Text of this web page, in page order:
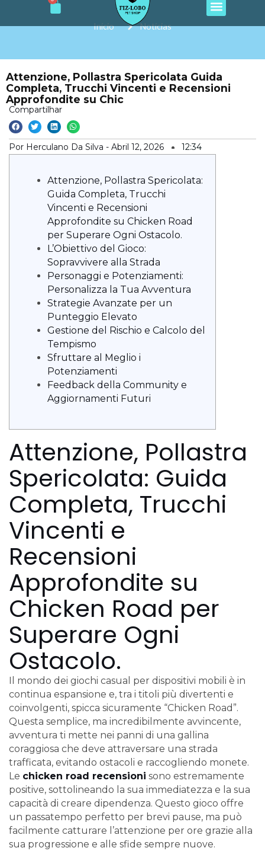
o
r
o
e
p
Início Notícias
Attenzione, Pollastra Spericolata Guida
Completa, Trucchi Vincenti e Recensioni
Approfondite su Chic
Compartilhar
Por Herculano Da Silva - Abril 12, 2026 12:34
Attenzione, Pollastra Spericolata:
Guida Completa, Trucchi
Vincenti e Recensioni
Approfondite su Chicken Road
per Superare Ogni Ostacolo.
L’Obiettivo del Gioco:
Sopravvivere alla Strada
Personaggi e Potenziamenti:
Personalizza la Tua Avventura
Strategie Avanzate per un
Punteggio Elevato
Gestione del Rischio e Calcolo del
Tempismo
Sfruttare al Meglio i
Potenziamenti
Feedback della Community e
Aggiornamenti Futuri
Attenzione, Pollastra
Spericolata: Guida
Completa, Trucchi
Vincenti e
Recensioni
Approfondite su
Chicken Road per
Superare Ogni
Ostacolo.
Il mondo dei giochi casual per dispositivi mobili è in
continua espansione e, tra i titoli più divertenti e
coinvolgenti, spicca sicuramente “Chicken Road”.
Questa semplice, ma incredibilmente avvincente,
avventura ti mette nei panni di una gallina
coraggiosa che deve attraversare una strada
trafficata, evitando ostacoli e raccogliendo monete.
Le chicken road recensioni sono estremamente
positive, sottolineando la sua immediatezza e la sua
capacità di creare dipendenza. Questo gioco offre
un passatempo perfetto per brevi pause, ma può
facilmente catturare l’attenzione per ore grazie alla
sua progressione e alle sfide sempre nuove.